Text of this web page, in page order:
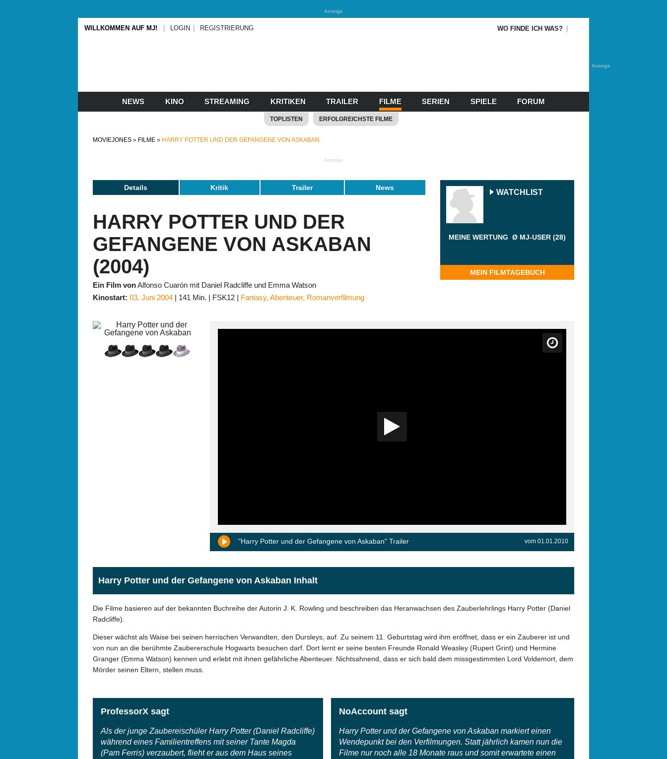
Anzeige
Anzeige
WILLKOMMEN AUF MJ! LOGIN REGISTRIERUNG WO FINDE ICH WAS?
NEWS KINO STREAMING KRITIKEN TRAILER FILME SERIEN SPIELE FORUM
TOPLISTEN ERFOLGREICHSTE FILME
MOVIEJONES FILME HARRY POTTER UND DER GEFANGENE VON ASKABAN
Anzeige
Details Kritik Trailer News
HARRY POTTER UND DER
GEFANGENE VON ASKABAN
(2004)
Ein Film vonAlfonso Cuarón mit Daniel Radcliffe und Emma Watson
Kinostart: 03. Juni 2004 141 Min. FSK12 Fantasy, Abenteuer, Romanverfilmung
WATCHLIST
MEINE WERTUNG Ø MJ-USER (28)
MEIN FILMTAGEBUCH
"Harry Potter und der Gefangene von Askaban" Trailer vom 01.01.2010
Harry Potter und der Gefangene von Askaban Inhalt
Die Filme basieren auf der bekannten Buchreihe der Autorin J. K. Rowling und beschreiben das Heranwachsen des Zauberlehrlings Harry Potter (Daniel
Radcliffe).
Dieser wächst als Waise bei seinen herrischen Verwandten, den Dursleys, auf. Zu seinem 11. Geburtstag wird ihm eröffnet, dass er ein Zauberer ist und
von nun an die berühmte Zaubererschule Hogwarts besuchen darf. Dort lernt er seine besten Freunde Ronald Weasley (Rupert Grint) und Hermine
Granger (Emma Watson) kennen und erlebt mit ihnen gefährliche Abenteuer. Nichtsahnend, dass er sich bald dem missgestimmten Lord Voldemort, dem
Mörder seinen Eltern, stellen muss.
ProfessorX sagt
Als der junge Zaubereischüler Harry Potter (Daniel Radcliffe)
während eines Familientreffens mit seiner Tante Magda
(Pam Ferris) verzaubert, flieht er aus dem Haus seines
NoAccount sagt
Harry Potter und der Gefangene von Askaban markiert einen
Wendepunkt bei den Verfilmungen. Statt jährlich kamen nun die
Filme nur noch alle 18 Monate raus und somit erwartete einen